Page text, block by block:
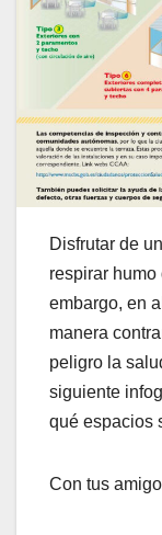
Disfrutar de
respirar humo
embargo, en
manera
peligro la
siguiente
qué espacios
Con tus